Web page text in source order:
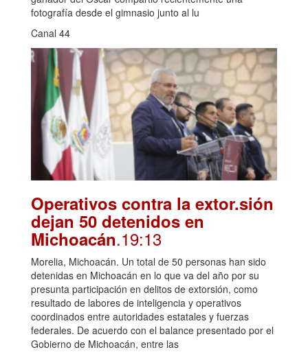
fotografía desde el gimnasio junto al lu
Canal 44
Operativos contra la extor.sión
dejan 50 detenidos en
Michoacán.19:13
Morelia, Michoacán. Un total de 50 personas han sido
detenidas en Michoacán en lo que va del año por su
presunta participación en delitos de extorsión, como
resultado de labores de inteligencia y operativos
coordinados entre autoridades estatales y fuerzas
federales. De acuerdo con el balance presentado por el
Gobierno de Michoacán, entre las